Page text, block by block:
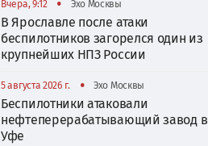
Вчера, 9:12 Эхо Москвы
В Ярославле после атаки
беспилотников загорелся один из
крупнейших НПЗ России
5 августа 2026 г. • Эхо Москвы
Беспилотники атаковали
нефтеперерабатывающий завод в
Уфе